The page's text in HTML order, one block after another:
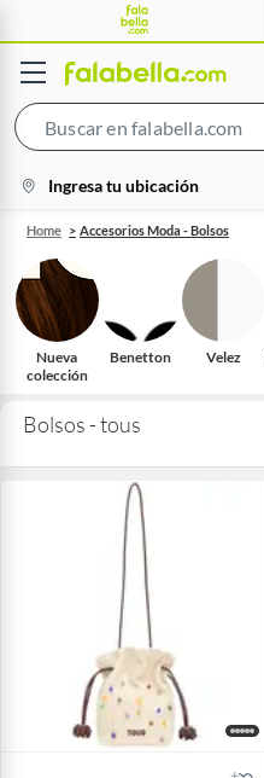
location-
icon
Ingresa tu ubicación
Home Accesorios Moda - Bolsos
Nueva
colección
Benetton Velez
Bolsos - tous